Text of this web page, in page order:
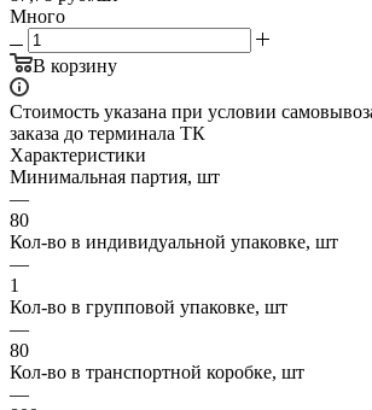
Много
В корзину
Стоимость указана при условии
заказа до терминала ТК
Характеристики
Минимальная партия, шт
—
80
Кол-во в индивидуальной упаковке, шт
—
1
Кол-во в групповой упаковке, шт
—
80
Кол-во в транспортной коробке, шт
—